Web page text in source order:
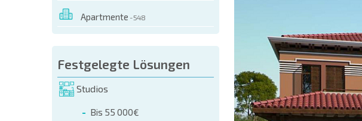
Apartmente - 548
Festgelegte Lösungen
Studios
Bis 55 000€
OBJEKT BESTELLEN
(name, E-mail, phone)